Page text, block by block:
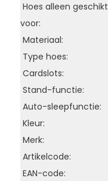
Hoes alleen geschikt
voor:
Materiaal:
Type hoes:
Cardslots:
Stand-functie:
Auto-sleepfunctie:
Kleur:
Merk:
Artikelcode:
EAN-code: